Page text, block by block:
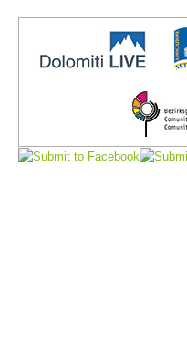
Board of Management